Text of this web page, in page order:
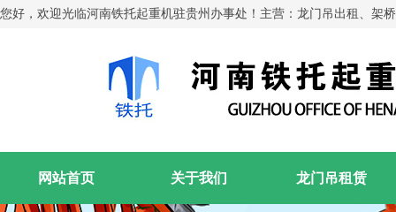
您好，欢迎光临河南铁托起重机驻贵州办事处！主营：龙门吊出租、架
网站首页 关于我们 龙门吊租赁